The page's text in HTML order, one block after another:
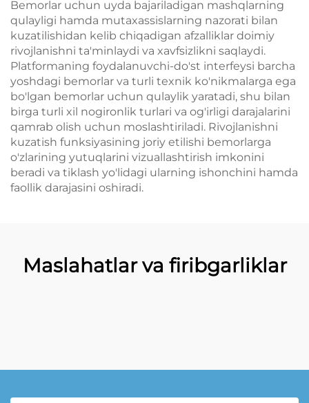
Bemorlar uchun uyda bajariladigan mashqlarning
qulayligi hamda mutaxassislarning nazorati bilan
kuzatilishidan kelib chiqadigan afzalliklar doimiy
rivojlanishni ta'minlaydi va xavfsizlikni saqlaydi.
Platformaning foydalanuvchi-do'st interfeysi barcha
yoshdagi bemorlar va turli texnik ko'nikmalarga ega
bo'lgan bemorlar uchun qulaylik yaratadi, shu bilan
birga turli xil nogironlik turlari va og'irligi darajalarini
qamrab olish uchun moslashtiriladi. Rivojlanishni
kuzatish funksiyasining joriy etilishi bemorlarga
o'zlarining yutuqlarini vizuallashtirish imkonini
beradi va tiklash yo'lidagi ularning ishonchini hamda
faollik darajasini oshiradi.
Maslahatlar va firibgarliklar